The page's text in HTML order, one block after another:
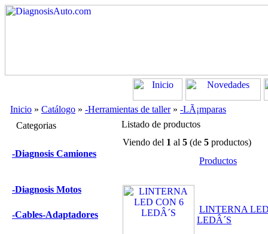
Inicio » Catálogo » -Herramientas de taller» -LÃ¡mparas
Categorias
-Diagnosis Camiones
-Diagnosis Motos
-Cables-Adaptadores
Listado de productos
Viendo del 1 al 5 (de 5 productos)
Productos
LINTERNA
LEDÂ´S